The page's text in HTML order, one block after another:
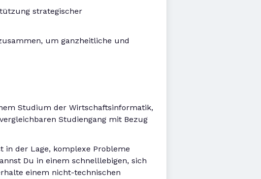
strategischer
um ganzheitliche und
Studium der Wirtschaftsinformatik,
Studiengang mit Bezug
in der Lage, komplexe Probleme
Du in einem schnelllebigen, sich
einem nicht-technischen